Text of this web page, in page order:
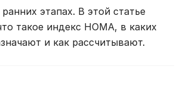
этапах. В этой статье
такое индекс HOMA, в каких
и как рассчитывают.